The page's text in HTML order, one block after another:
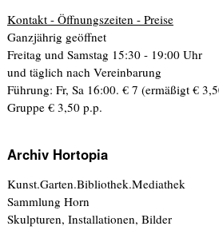
Kontakt - Öffnungszeiten - Preise
Ganzjährig geöffnet
Freitag und Samstag 15:30 - 19:00 Uhr
und täglich nach Vereinbarung
Führung: Fr, Sa 16:00. € 7 (ermäßigt €
Gruppe € 3,50 p.p.
Archiv Hortopia
Kunst.Garten.Bibliothek.Mediathek
Sammlung Horn
Skulpturen, Installationen, Bilder